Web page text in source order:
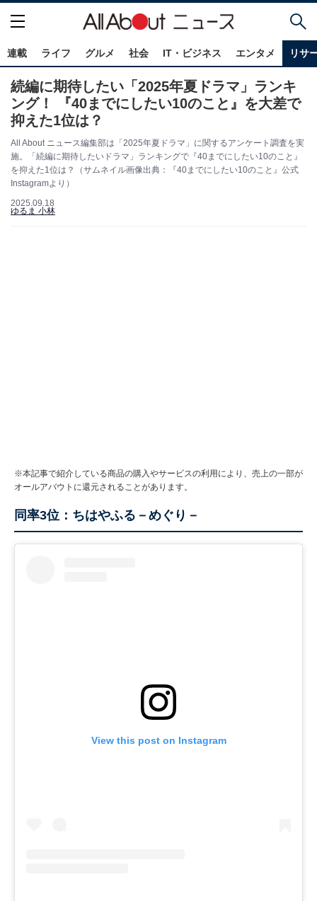
連載 ライフ グルメ 社会 IT・ビジネス エンタメ リサ
続編に期待したい「2025年夏ドラマ」ランキ
ング！ 『40までにしたい10のこと』を大差で
抑えた1位は？
All About ニュース編集部は「2025年夏ドラマ」に関するアンケート調査を実
施。「続編に期待したいドラマ」ランキングで『40までにしたい10のこと』
を抑えた1位は？（サムネイル画像出典：『40までにしたい10のこと』公式
Instagramより）
2025.09.18
ゆるま 小林
※本記事で紹介している商品の購入やサービスの利用により、売上の一部が
オールアバウトに還元されることがあります。
同率3位：ちはやふる－めぐり－
View this post on Instagram